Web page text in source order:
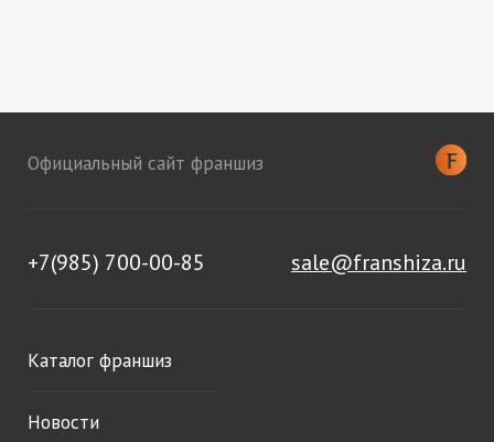
Официальный сайт франшиз
+7(985) 700-00-85 sale@franshiza.ru
Каталог франшиз
Новости